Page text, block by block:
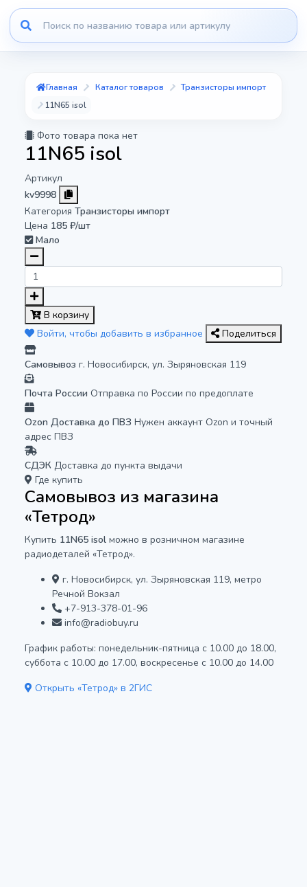
Главная Каталог товаров
Транзисторы импорт
11N65 isol
Фото товара пока нет
11N65 isol
Артикул
kv9998
Категория Транзисторы импорт
Цена 185 ₽/шт
Мало
В корзину
Войти, чтобы добавить в избранное
Поделиться
Самовывоз г. Новосибирск, ул. Зыряновская 119
Почта России Отправка по России по предоплате
Ozon Доставка до ПВЗ Нужен аккаунт Ozon и точный
адрес ПВЗ
СДЭК Доставка до пункта выдачи
Где купить
Самовывоз из магазина
«Тетрод»
Купить 11N65 isol можно в розничном магазине
радиодеталей «Тетрод».
г. Новосибирск, ул. Зыряновская 119, метро
Речной Вокзал
+7-913-378-01-96
info@radiobuy.ru
График работы: понедельник-пятница с 10.00 до 18.00,
суббота с 10.00 до 17.00, воскресенье с 10.00 до 14.00
Открыть «Тетрод» в 2ГИС